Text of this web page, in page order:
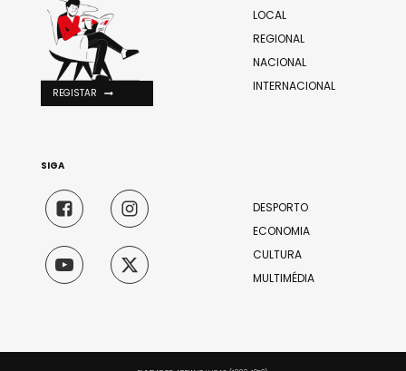
LOCAL
REGIONAL
NACIONAL
INTERNACIONAL
DESPORTO
ECONOMIA
CULTURA
MULTIMÉDIA
REGISTAR
SIGA